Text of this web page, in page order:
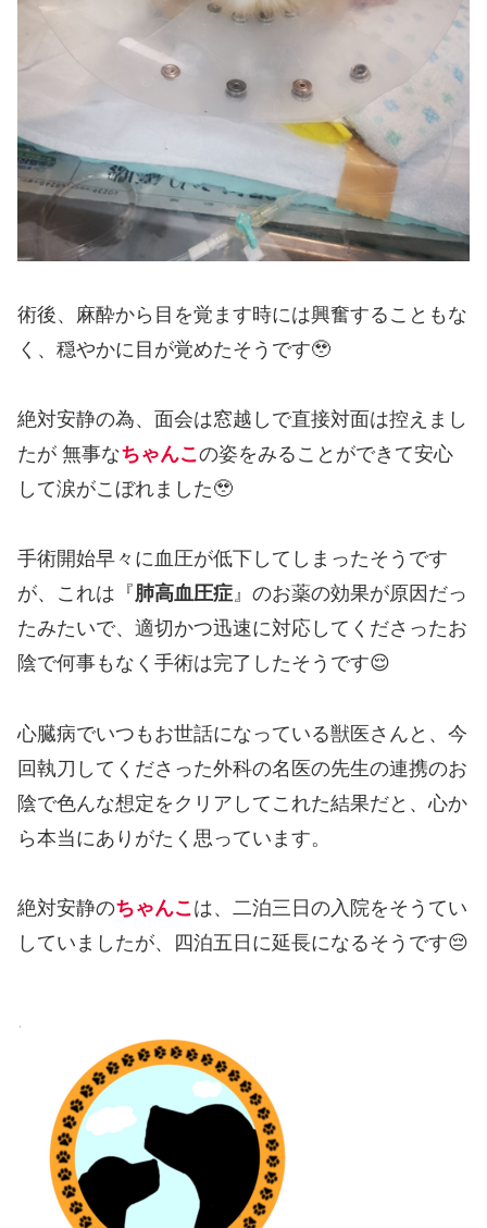
術後、麻酔から目を覚ます時には興奮することもな
く、穏やかに目が覚めたそうです🥹
絶対安静の為、面会は窓越しで直接対面は控えまし
たが 無事なちゃんこ の姿をみることができて安心
して涙がこぼれました🥹
手術開始早々に血圧が低下してしまったそうです
が、これは『肺高血圧症』のお薬の効果が原因だっ
たみたいで、適切かつ迅速に対応してくださったお
陰で何事もなく手術は完了したそうです😌
心臓病でいつもお世話になっている獣医さんと、今
回執刀してくださった外科の名医の先生の連携のお
陰で色んな想定をクリアしてこれた結果だと、心か
ら本当にありがたく思っています。
絶対安静のちゃんこは、二泊三日の入院をそうてい
していましたが、四泊五日に延長になるそうです😔